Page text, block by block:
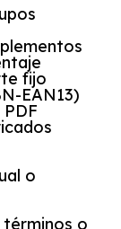
fijo
EAN13)
o
o